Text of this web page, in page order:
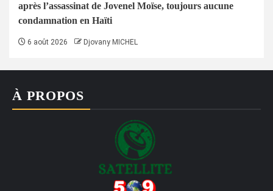
après l’assassinat de Jovenel Moïse, toujours aucune
condamnation en Haïti
6 août 2026 Djovany MICHEL
À PROPOS